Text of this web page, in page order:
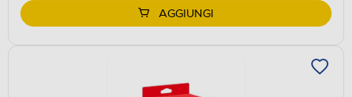
AGGIUNGI